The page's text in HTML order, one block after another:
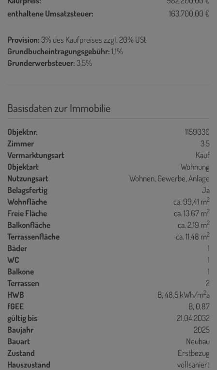
enthaltene Umsatzsteuer:
163.700,00 €
Provision:3% des Kaufpreises zzgl. 20% USt.
Grundbucheintragungsgebühr:1,1%
Grunderwerbsteuer:3,5%
Basisdaten zur Immobilie
Objektnr.
1159030
Zimmer
3,5
Vermarktungsart
Kauf
Objektart
Wohnung
Nutzungsart
Wohnen Gewerbe Anlage
Belagsfertig
Ja
Wohnfläche
ca. 99,41 m2
Freie Fläche ca. 13,67 m2
Balkonfläche ca. 2,19 m2
Terrassenfläche ca. 11,48 m2
Bäder
1
WC
1
Balkone
1
Terrassen
2
HWB
B, 48.5 kWh/m2a
fGEE
B, 0,87
gültig bis
21.04.2032
Baujahr
2025
Bauart
Neubau
Zustand
Erstbezug
Hauszustand
vollsaniert